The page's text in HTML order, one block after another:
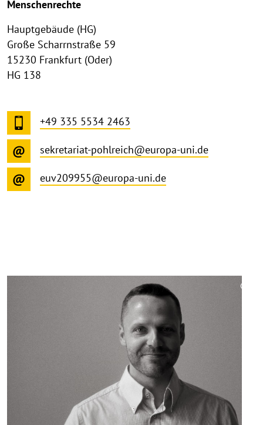
Menschenrechte
Hauptgebäude (HG)
Große Scharrnstraße 59
15230 Frankfurt (Oder)
HG 138
+49 335 5534 2463
sekretariat-pohlreich@europa-uni.de
euv209955@europa-uni.de
©